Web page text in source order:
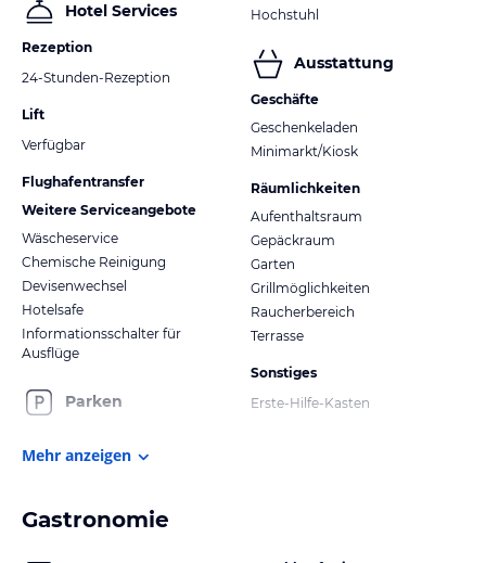
Hotel Services
Rezeption
24-Stunden-Rezeption
Lift
Verfügbar
Flughafentransfer
Weitere Serviceangebote
Wäscheservice
Chemische Reinigung
Devisenwechsel
Hotelsafe
Informationsschalter für
Ausflüge
Parken
Hochstuhl
Ausstattung
Geschäfte
Geschenkeladen
Minimarkt/Kiosk
Räumlichkeiten
Aufenthaltsraum
Gepäckraum
Garten
Grillmöglichkeiten
Raucherbereich
Terrasse
Sonstiges
Erste-Hilfe-Kasten
Mehr anzeigen
Gastronomie